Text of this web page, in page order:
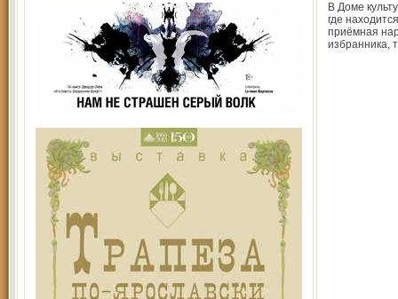
В Доме
где
приёмная
избранника,